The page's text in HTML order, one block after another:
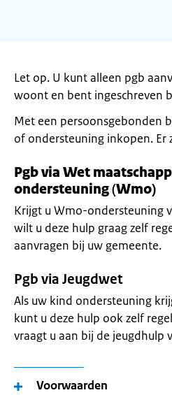
Let op. U kunt alleen pgb
woont en bent ingeschreven
Met een persoonsgebonden
of ondersteuning inkopen. Er
Pgb via Wet
ondersteuning(Wmo)
Krijgt u Wmo-ondersteuning
wilt u deze hulp graag zelf
aanvragen bij uw gemeente.
Pgb via Jeugdwet
Als uw kind ondersteuning
kunt u deze hulp ook zelf
vraagt u aan bij de jeugdhulp
Voorwaarden